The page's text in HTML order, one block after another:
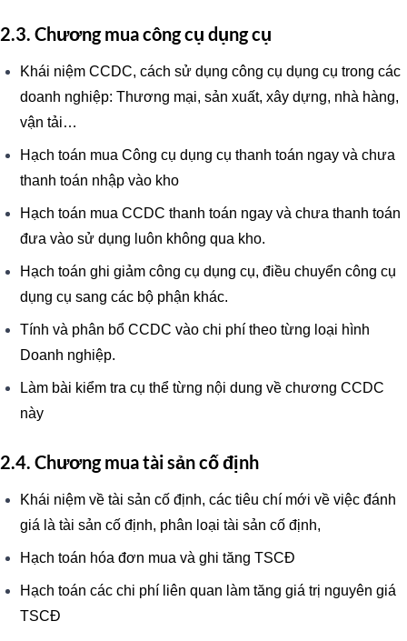
2.3. Chương mua công cụ dụng cụ
Khái niệm CCDC, cách sử dụng công cụ dụng cụ trong các
doanh nghiệp: Thương mại, sản xuất, xây dựng, nhà hàng,
vận tải…
Hạch toán mua Công cụ dụng cụ thanh toán ngay và chưa
thanh toán nhập vào kho
Hạch toán mua CCDC thanh toán ngay và chưa thanh toán
đưa vào sử dụng luôn không qua kho.
Hạch toán ghi giảm công cụ dụng cụ, điều chuyển công cụ
dụng cụ sang các bộ phận khác.
Tính và phân bổ CCDC vào chi phí theo từng loại hình
Doanh nghiệp.
Làm bài kiểm tra cụ thể từng nội dung về chương CCDC
này
2.4. Chương mua tài sản cố định
Khái niệm về tài sản cố định, các tiêu chí mới về việc đánh
giá là tài sản cố định, phân loại tài sản cố định,
Hạch toán hóa đơn mua và ghi tăng TSCĐ
Hạch toán các chi phí liên quan làm tăng giá trị nguyên giá
TSCĐ